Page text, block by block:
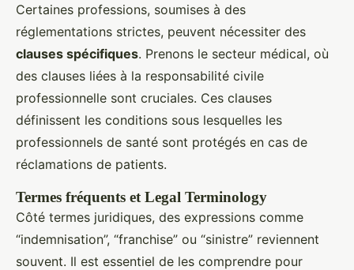
Certaines professions, soumises à des
réglementations strictes, peuvent nécessiter des
clauses spécifiques. Prenons le secteur médical, où
des clauses liées à la responsabilité civile
professionnelle sont cruciales. Ces clauses
définissent les conditions sous lesquelles les
professionnels de santé sont protégés en cas de
réclamations de patients.
Termes fréquents et Legal Terminology
Côté termes juridiques, des expressions comme
“indemnisation”, “franchise” ou “sinistre” reviennent
souvent. Il est essentiel de les comprendre pour